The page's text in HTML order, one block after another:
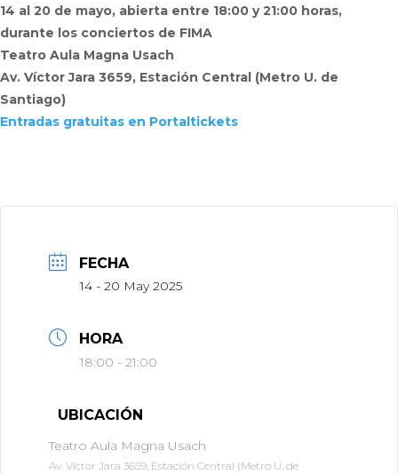
14 al 20 de mayo, abierta entre 18:00 y 21:00 horas,
durante los conciertos de FIMA
Teatro Aula Magna Usach
Av. Víctor Jara 3659, Estación Central (Metro U. de
Santiago)
Entradas gratuitas en Portaltickets
FECHA
14 - 20 May 2025
HORA
18:00 - 21:00
UBICACIÓN
Teatro Aula Magna Usach
Av. Víctor Jara 3659, Estación Central (Metro U. de